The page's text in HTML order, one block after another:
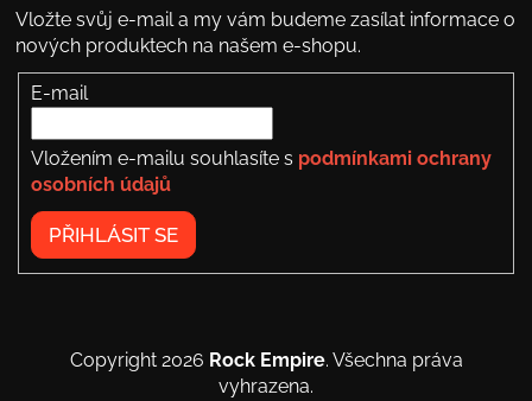
Vložte svůj e-mail a my vám budeme zasílat informace o
nových produktech na našem e-shopu.
E-mail
Vložením e-mailu souhlasíte s podmínkami ochrany
osobních údajů
PŘIHLÁSIT SE
Copyright 2026 Rock Empire. Všechna práva
vyhrazena.